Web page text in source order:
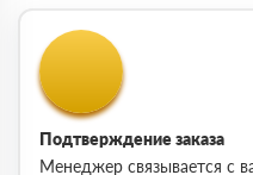
Подтверждение заказа
Менеджер связывается с